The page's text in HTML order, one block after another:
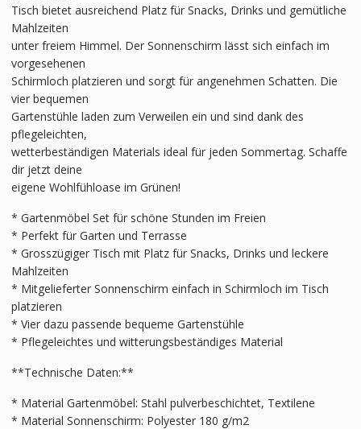
Tisch bietet ausreichend Platz für Snacks, Drinks und gemütliche
Mahlzeiten
unter freiem Himmel. Der Sonnenschirm lässt sich einfach im
vorgesehenen
Schirmloch platzieren und sorgt für angenehmen Schatten. Die
vier bequemen
Gartenstühle laden zum Verweilen ein und sind dank des
pflegeleichten,
wetterbeständigen Materials ideal für jeden Sommertag. Schaffe
dir jetzt deine
eigene Wohlfühloase im Grünen!
* Gartenmöbel Set für schöne Stunden im Freien
* Perfekt für Garten und Terrasse
* Grosszügiger Tisch mit Platz für Snacks, Drinks und leckere
Mahlzeiten
* Mitgelieferter Sonnenschirm einfach in Schirmloch im Tisch
platzieren
* Vier dazu passende bequeme Gartenstühle
* Pflegeleichtes und witterungsbeständiges Material
**Technische Daten:**
* Material Gartenmöbel: Stahl pulverbeschichtet, Textilene
* Material Sonnenschirm: Polyester 180 g/m2